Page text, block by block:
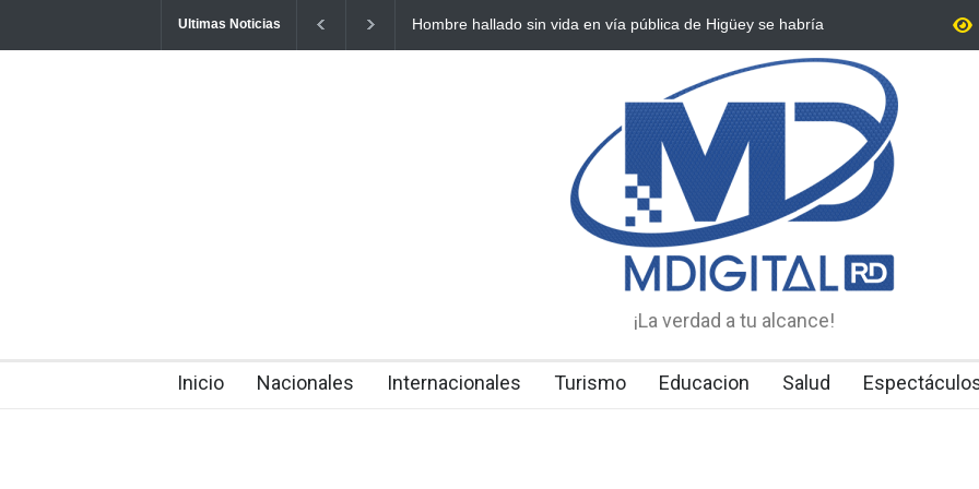
Ultimas Noticias
Detienen 114 extranjeros en condición migratoria irregular en
Alcalde
¡La verdad a tu alcance!
Inicio Nacionales Internacionales Turismo Educacion Salud